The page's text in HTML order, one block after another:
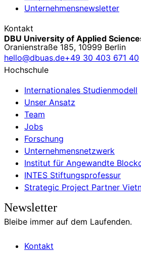
Unternehmensnewsletter
Kontakt
DBU University of Applied
Oranienstraße 185, 10999 Berlin
hello@dbuas.de+49 30 403 671 40
Hochschule
Internationales Studienmodell
Unser Ansatz
Team
Jobs
Forschung
Unternehmensnetzwerk
Institut für Angewandte
INTES Stiftungsprofessur
Strategic Project Partner
Newsletter
Bleibe immer auf dem Laufenden.
Kontakt